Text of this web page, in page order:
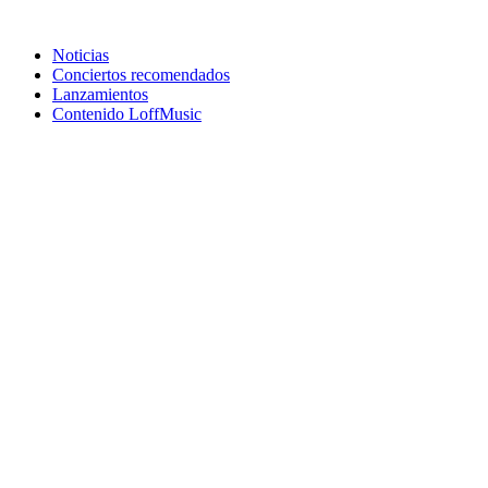
Noticias
Conciertos recomendados
Lanzamientos
Contenido LoffMusic